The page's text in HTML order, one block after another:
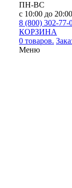
ПН-ВС
с 10:00 до 20:00
8 (800) 302-77-
КОРЗИНА
0 товаров.
Меню